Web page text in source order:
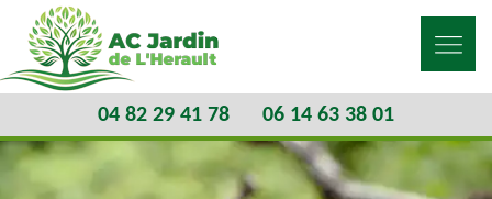
04 82 29 41 78 06 14 63 38 01